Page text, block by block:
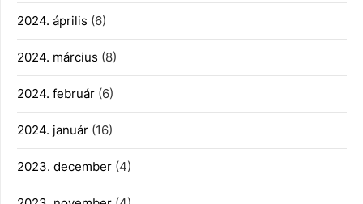
2024. április (6)
2024. március (8)
2024. február (6)
2024. január (16)
2023. december (4)